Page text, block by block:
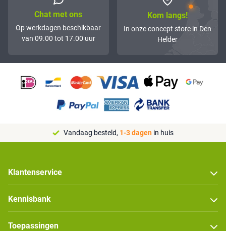
Chat met ons
Op werkdagen beschikbaar
van 09.00 tot 17.00 uur
Kom langs!
In onze concept store in Den
Helder
Vandaag besteld, 1-3 dagen in huis
Klantenservice
Kennisbank
Toepassingen